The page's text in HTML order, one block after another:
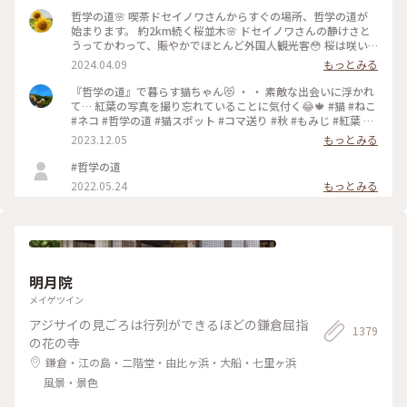
哲学の道🌸 喫茶ドセイノワさんからすぐの場所、哲学の道が
始まります。 約2km続く桜並木🌸 ドセイノワさんの静けさと
うってかわって、賑やかでほとんど外国人観光客😳 桜は咲い
ているのに異国を旅行しているような気分になります☺️ 途中
で霊鑑寺に寄りながら、気持ちのいいお散歩になりました🌸 #
哲学の道 #桜 #お花見 #京都 #春色さがし #電車旅
2024.04.09
もっとみる
『哲学の道』で暮らす猫ちゃん😻 ・ ・ 素敵な出会いに浮かれ
て… 紅葉の写真を撮り忘れていることに気付く😂🍁 #猫 #ねこ
#ネコ #哲学の道 #猫スポット #コマ送り #秋 #もみじ #紅葉 #
京都紅葉 #京都散策 #京都 #左京区 #岡崎エリア #kyoto #こと
りっぷ京都 #私のことりっぷ旅 #カフー
2023.12.05
もっとみる
#哲学の道
2022.05.24
もっとみる
明月院
メイゲツイン
アジサイの見ごろは行列ができるほどの鎌倉屈指
の花の寺
鎌倉・江の島・二階堂・由比ヶ浜・大船・七里ヶ浜
風景・景色
1379